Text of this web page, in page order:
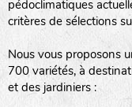
pédoclimatiques
critères de sélections
Nous vous proposons
700 variétés, à
et des jardiniers :